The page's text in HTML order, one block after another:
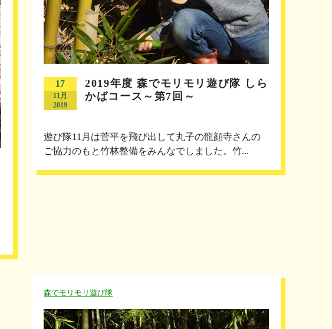
17
11月
2019
2019年度 森でモリモリ遊び隊 しら
かばコース～第7回～
遊び隊11月は菅平を飛び出して丸子の龍顔寺さんの
ご協力のもと竹林整備をみんなでしました。竹...
森でモリモリ遊び隊